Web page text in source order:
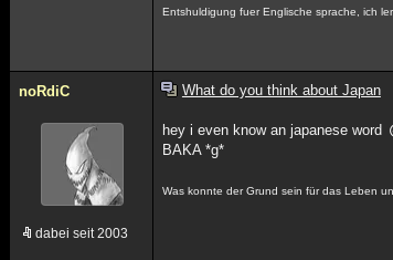
Entshuldigung fuer Englische sprache, ich
noRdiC
dabei seit 2003
What do you think about Japan
hey i even know an japanese word
BAKA *g*
Was konnte der Grund sein für das Leben